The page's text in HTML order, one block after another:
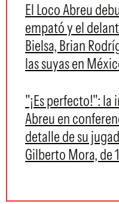
El Loco Abreu
empató y el
Bielsa, Brian
las suyas en
"¡Es perfecto!":
Abreu en
detalle de su
Gilberto Mora, de